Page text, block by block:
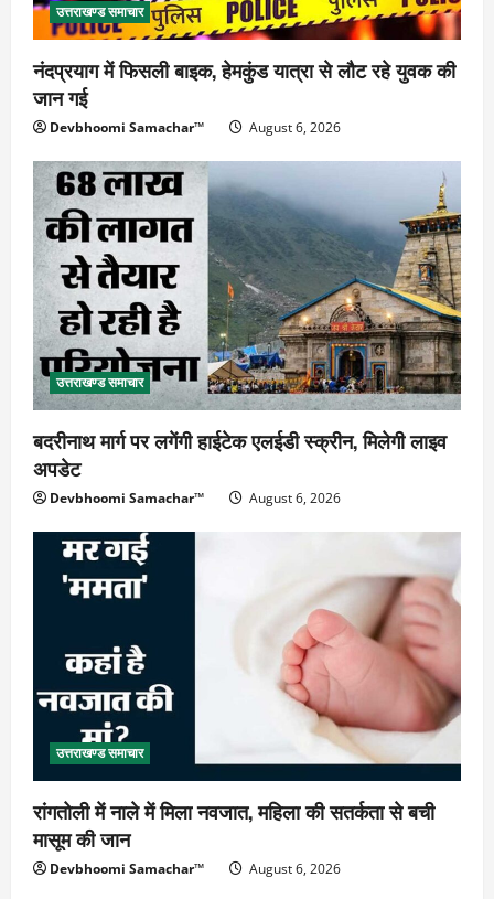
उत्तराखण्ड समाचार
नंदप्रयाग में फिसली बाइक, हेमकुंड यात्रा से लौट रहे युवक की
जान गई
Devbhoomi Samachar™ August 6, 2026
उत्तराखण्ड समाचार
बदरीनाथ मार्ग पर लगेंगी हाईटेक एलईडी स्क्रीन, मिलेगी लाइव
अपडेट
Devbhoomi Samachar™ August 6, 2026
उत्तराखण्ड समाचार
रांगतोली में नाले में मिला नवजात, महिला की सतर्कता से बची
मासूम की जान
Devbhoomi Samachar™ August 6, 2026